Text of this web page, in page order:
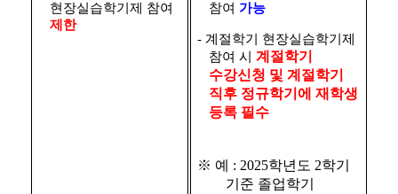
현장실습학기제 참여
제한
참여 가능
- 계절학기 현장실습학기제
참여 시계절학기
수강신청 및 계절학기
직후 정규학기에 재학생
등록 필수
※ 예 : 2025학년도 2학기
기준 졸업학기